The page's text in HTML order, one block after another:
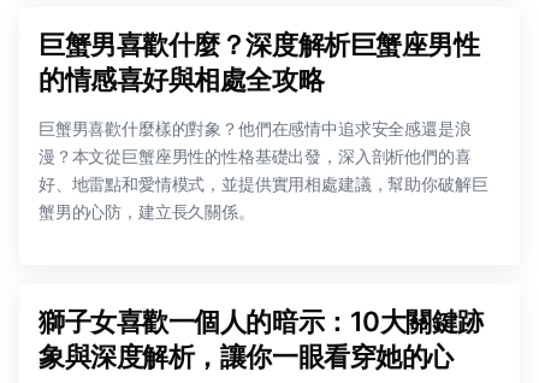
巨蟹男喜歡什麼？深度解析巨蟹座男性
的情感喜好與相處全攻略
巨蟹男喜歡什麼樣的對象？他們在感情中追求安全感還是浪
漫？本文從巨蟹座男性的性格基礎出發，深入剖析他們的喜
好、地雷點和愛情模式，並提供實用相處建議，幫助你破解巨
蟹男的心防，建立長久關係。
獅子女喜歡一個人的暗示：10大關鍵跡
象與深度解析，讓你一眼看穿她的心